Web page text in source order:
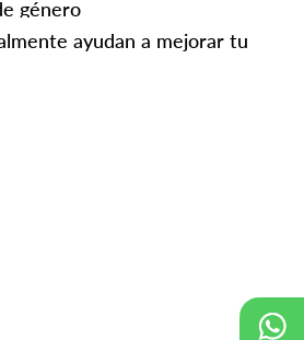
género
ayudan a mejorar tu